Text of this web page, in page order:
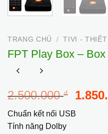
TRANG CHỦ / TIVI - THIẾT
FPT Play Box –
2.500.000₫
Giá
là:
Chuẩn kết nối USB
Tính năng Dolby